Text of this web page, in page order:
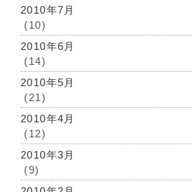
2010年7月
(10)
2010年6月
(14)
2010年5月
(21)
2010年4月
(12)
2010年3月
(9)